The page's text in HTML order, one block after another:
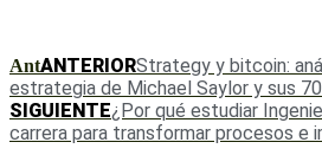
AntANTERIORStrategy y bitcoin:
estrategia de Michael Saylor y sus
SIGUIENTE¿Por qué estudiar
carrera para transformar procesos e